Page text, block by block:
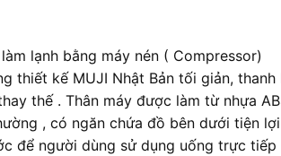
lạnh bằng máy nén ( Compressor)
thiết kế MUJI Nhật Bản tối giản,
thế . Thân máy được làm từ nhựa
, có ngăn chứa đồ bên dưới tiện
để người dùng sử dụng uống trực